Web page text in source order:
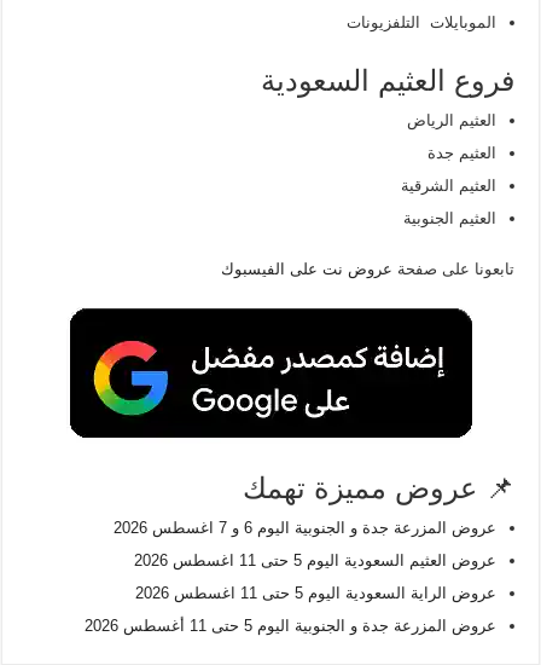
الموبايلات التلفزيونات
فروع العثيم السعودية
العثيم الرياض
العثيم جدة
العثيم الشرقية
العثيم الجنوبية
تابعونا على صفحة عروض نت على الفيسبوك
📌 عروض مميزة تهمك
عروض المزرعة جدة و الجنوبية اليوم 6 و 7 اغسطس 2026
عروض العثيم السعودية اليوم 5 حتى 11 اغسطس 2026
عروض الراية السعودية اليوم 5 حتى 11 اغسطس 2026
عروض المزرعة جدة و الجنوبية اليوم 5 حتى 11 أغسطس 2026